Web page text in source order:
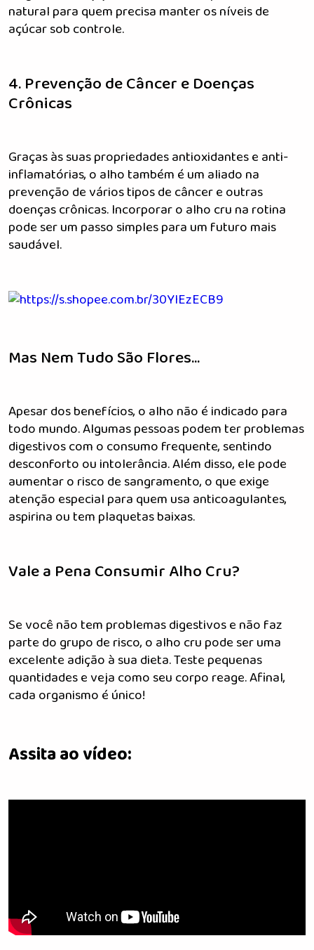
natural para quem precisa manter os níveis de
açúcar sob controle.
4. Prevenção de Câncer e Doenças
Crônicas
Graças às suas propriedades antioxidantes e anti-
inflamatórias, o alho também é um aliado na
prevenção de vários tipos de câncer e outras
doenças crônicas. Incorporar o alho cru na rotina
pode ser um passo simples para um futuro mais
saudável.
Mas Nem Tudo São Flores...
Apesar dos benefícios, o alho não é indicado para
todo mundo. Algumas pessoas podem ter problemas
digestivos com o consumo frequente, sentindo
desconforto ou intolerância. Além disso, ele pode
aumentar o risco de sangramento, o que exige
atenção especial para quem usa anticoagulantes,
aspirina ou tem plaquetas baixas.
Vale a Pena Consumir Alho Cru?
Se você não tem problemas digestivos e não faz
parte do grupo de risco, o alho cru pode ser uma
excelente adição à sua dieta. Teste pequenas
quantidades e veja como seu corpo reage. Afinal,
cada organismo é único!
Assita ao vídeo: